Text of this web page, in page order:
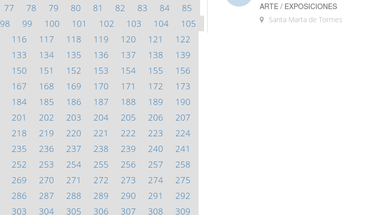
77 78 79 80 81 82 83 84
85
98 99 100 101 102 103 104
105
116 117 118 119 120 121
122
133 134 135 136 137 138
139
150 151 152 153 154 155
156
167 168 169 170 171 172
173
184 185 186 187 188 189
190
201 202 203 204 205 206
207
218 219 220 221 222 223
224
235 236 237 238 239 240
241
252 253 254 255 256 257
258
269 270 271 272 273 274
275
286 287 288 289 290 291
292
303 304 305 306 307 308 309
ARTE / EXPOSICIONES
Santa Marta de Tormes